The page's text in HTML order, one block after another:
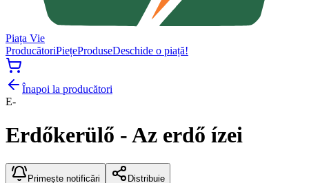
Piața Vie
ProducătoriPiețeProduseDeschide o piață!
Înapoi la producători
E-
Erdőkerülő - Az erdő ízei
Primește notificări Distribuie